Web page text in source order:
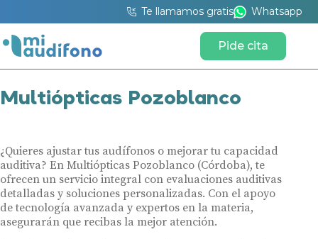
Te llamamos gratis Whatsapp
Pide cita
Multiópticas Pozoblanco
¿Quieres ajustar tus audífonos o mejorar tu capacidad
auditiva? En Multiópticas Pozoblanco (Córdoba), te
ofrecen un servicio integral con evaluaciones auditivas
detalladas y soluciones personalizadas. Con el apoyo
de tecnología avanzada y expertos en la materia,
asegurarán que recibas la mejor atención.